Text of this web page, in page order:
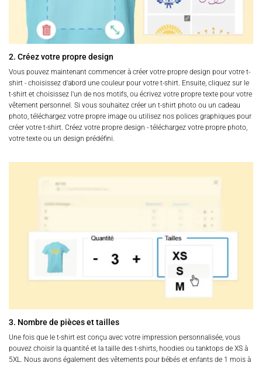
2. Créez votre propre design
Vous pouvez maintenant commencer à créer votre propre design pour votre t-
shirt - choisissez d'abord une couleur pour votre t-shirt. Ensuite, cliquez sur le
t-shirt et choisissez l'un de nos motifs, ou écrivez votre propre texte pour votre
vêtement personnel. Si vous souhaitez créer un t-shirt photo ou un cadeau
photo, téléchargez votre propre image ou utilisez nos polices graphiques pour
créer votre t-shirt. Créez votre propre design - téléchargez votre propre photo,
votre texte ou un design prédéfini.
3. Nombre de pièces et tailles
Une fois que le t-shirt est conçu avec votre impression personnalisée, vous
pouvez choisir la quantité et la taille des t-shirts, hoodies ou tanktops de XS à
5XL. Nous avons également des vêtements pour bébés et enfants de 1 mois à